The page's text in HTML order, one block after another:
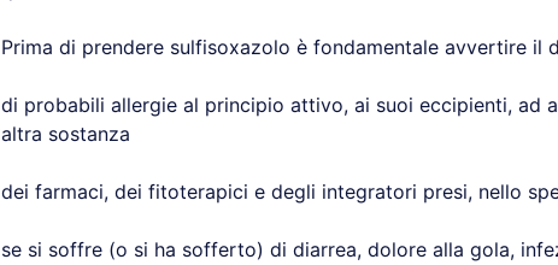
Prima di prendere sulfisoxazolo è fondamentale avvertire il
di probabili allergie al principio attivo, ai suoi eccipienti, ad
altra sostanza
dei farmaci, dei fitoterapici e degli integratori presi, nello
se si soffre (o si ha sofferto) di diarrea, dolore alla gola,